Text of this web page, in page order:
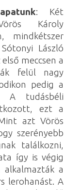
: Két
Károly
mindkétszer
László
meccsen a
felül nagy
pedig a
A tudásbéli
ezt a
azt Vörös
szerényebb
találkozni,
így is végig
a
lerohanást. A